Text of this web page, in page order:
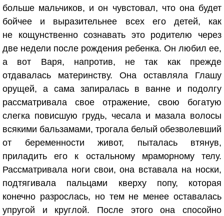
больше мальчиков, и он чувстовал, что она будет
бойчее и выразительнее всех его детей, как
не кощунственно сознавать это родителю через
две недели после рождения ребенка. Он любил ее,
а вот Варя, напротив, не так как прежде
отдавалась материнству. Она оставляла Глашу
орущей, а сама запиралась в ванне и подолгу
рассматривала свое отражение, свою богатую
слегка повисшую грудь, чесала и мазала волосы
всякими бальзамами, трогала белый обезволевший
от беременности живот, пыталась втянув,
приладить его к остальному мраморному телу.
Рассматривала ноги свои, она вставала на носки,
подтягивала пальцами кверху попу, которая
конечно разрослась, но тем не менее оставалась
упругой и круглой. После этого она спосойно